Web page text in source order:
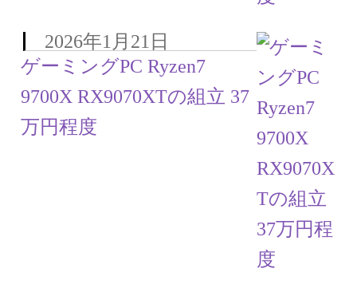
ゲーミングPC Ryzen7
9700X RX9070XTの組立 37
万円程度
2026年1月21日